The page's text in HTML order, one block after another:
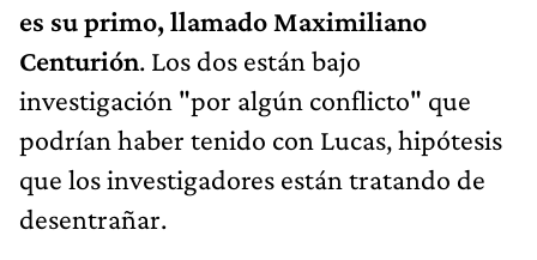
es su primo, llamado Maximiliano
Centurión. Los dos están bajo
investigación "por algún conflicto" que
podrían haber tenido con Lucas, hipótesis
que los investigadores están tratando de
desentrañar.